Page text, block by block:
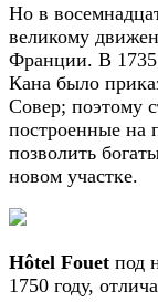
Но в
великому
Франции. В 1735
Кана было
Совер; поэтому
построенные на
позволить
новом участке.
Hôtel Fouet под
1750 году,